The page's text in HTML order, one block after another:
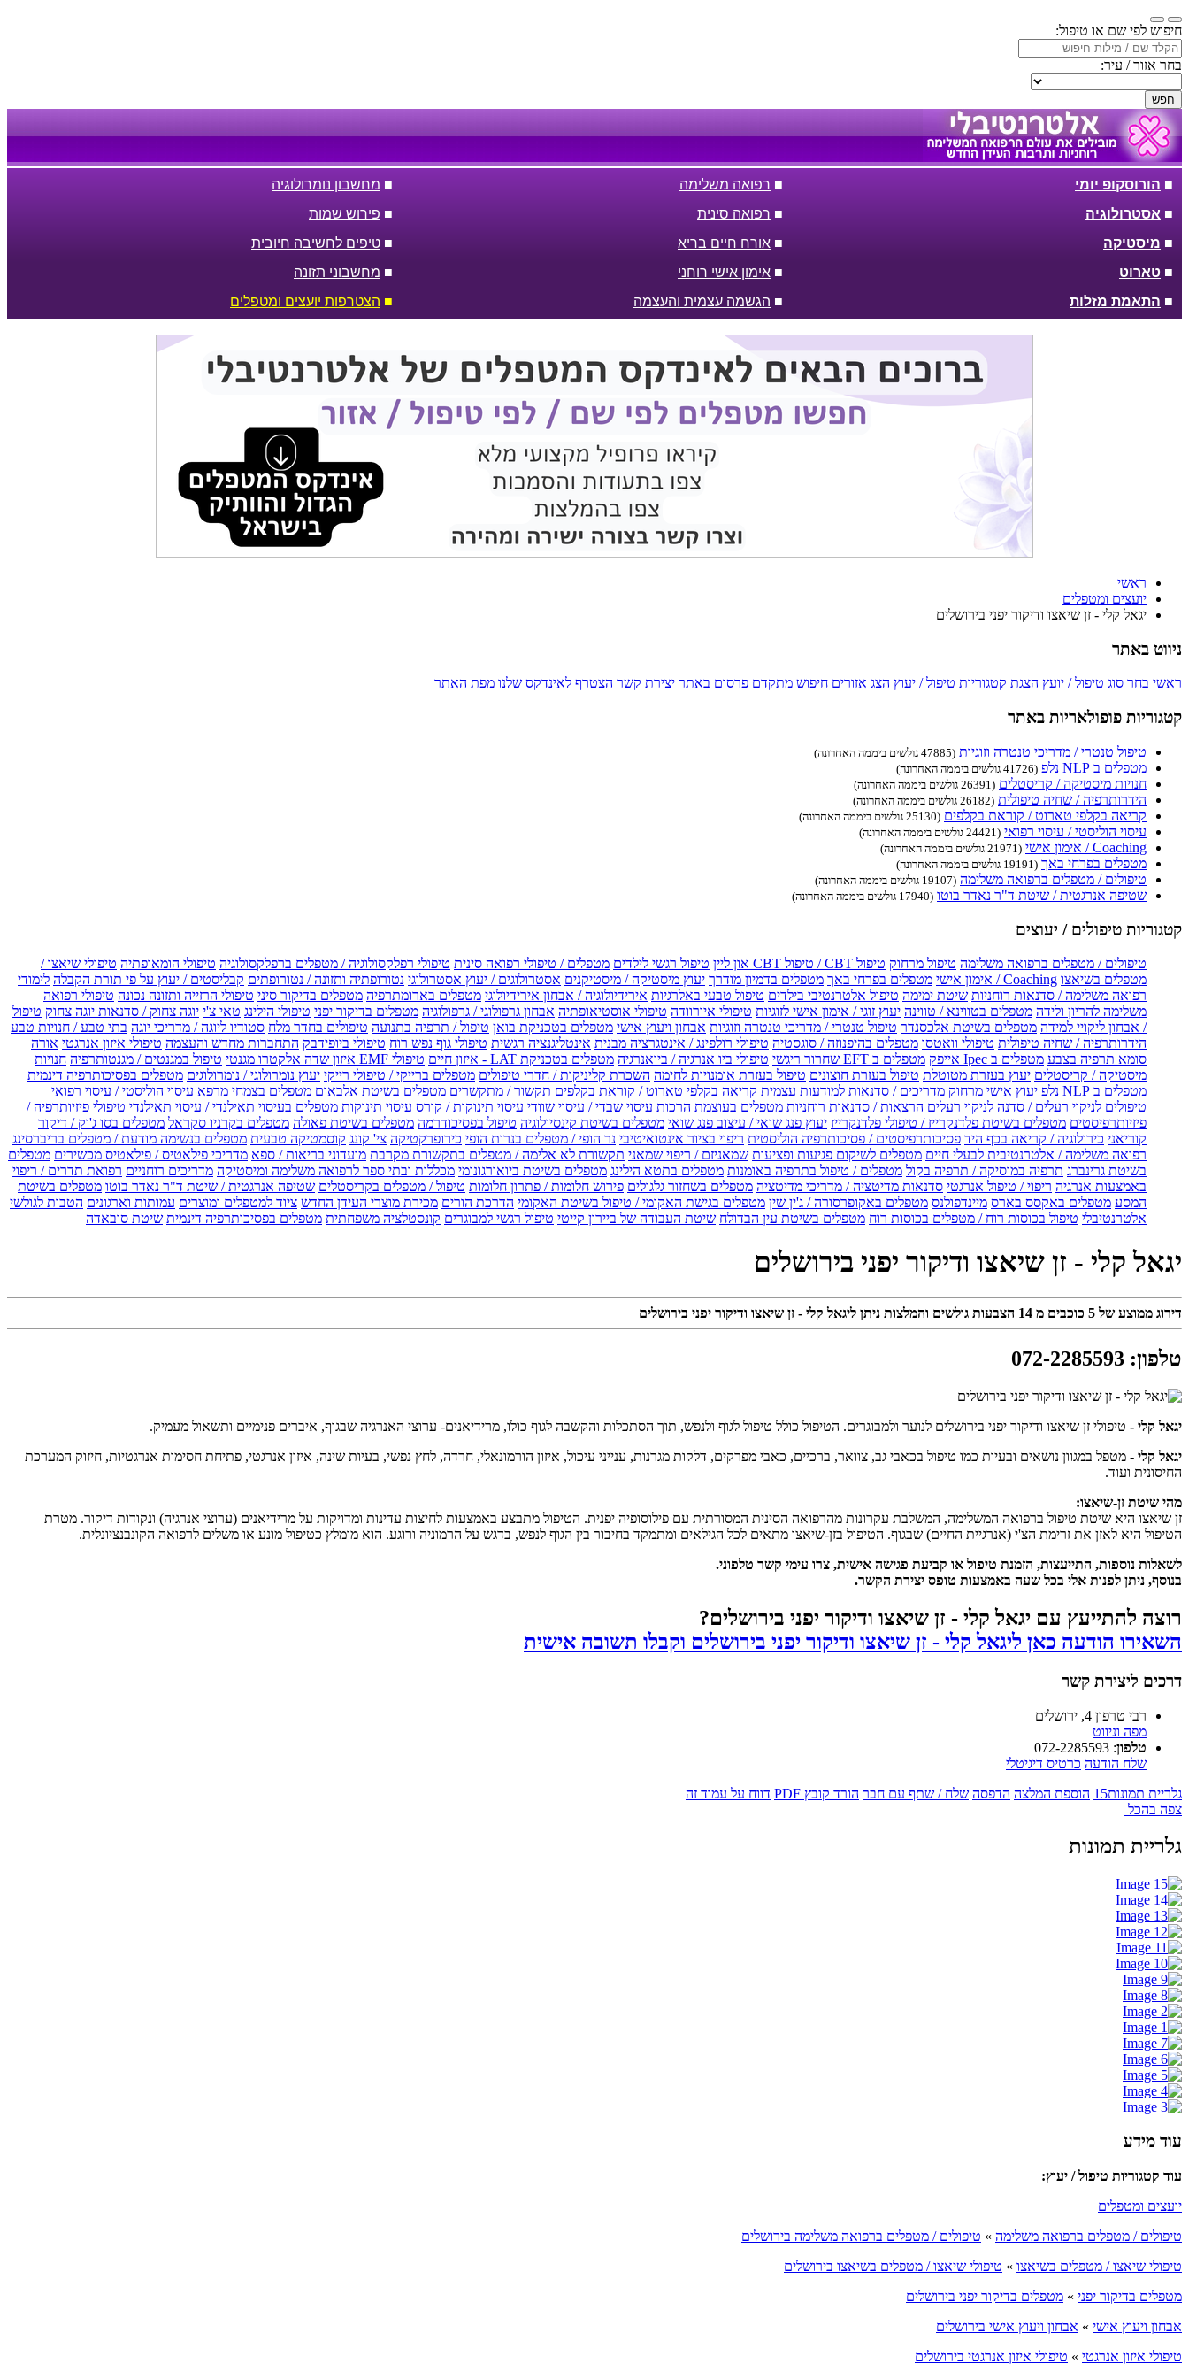
חיפוש לפי שם או טיפול:
בחר אזור / עיר:
חפש
■ הורוסקופ יומי ■ רפואה משלימה ■ מחשבון נומרולוגיה
■ אסטרולוגיה ■ רפואה סינית ■ פירוש שמות
■ מיסטיקה ■ אורח חיים בריא ■ טיפים לחשיבה חיובית
■ טארוט ■ אימון אישי רוחני ■ מחשבוני תזונה
■ התאמת מזלות ■ הגשמה עצמית והעצמה ■ הצטרפות יועצים ומטפלים
ראשי
יועצים ומטפלים
יגאל קלי - זן שיאצו ודיקור יפני בירושלים
ניווט באתר
ראשי בחר סוג טיפול / יועץ הצגת קטגוריות טיפול / יעוץ הצג אזורים חיפוש מתקדם פרסום באתר יצירת קשר הצטרף לאינדקס שלנו מפת האתר
קטגוריות פופולאריות באתר
טיפול טנטרי / מדריכי טנטרה וזוגיות (47885 גולשים ביממה האחרונה)
מטפלים ב NLP נלפ (41726 גולשים ביממה האחרונה)
חנויות מיסטיקה / קריסטלים (26391 גולשים ביממה האחרונה)
הידרותרפיה / שחיה טיפולית (26182 גולשים ביממה האחרונה)
קריאה בקלפי טארוט / קוראת בקלפים (25130 גולשים ביממה האחרונה)
עיסוי הוליסטי / עיסוי רפואי (24421 גולשים ביממה האחרונה)
Coaching / אימון אישי (21971 גולשים ביממה האחרונה)
מטפלים בפרחי באך (19191 גולשים ביממה האחרונה)
טיפולים / מטפלים ברפואה משלימה (19107 גולשים ביממה האחרונה)
שטיפה אנרגטית / שיטת ד"ר נאדר בוטו (17940 גולשים ביממה האחרונה)
קטגוריות טיפולים / יעוצים
טיפולים / מטפלים ברפואה משלימה טיפול מרחוק טיפול CBT / טיפול CBT און ליין טיפול רגשי לילדים מטפלים / טיפולי רפואה סינית טיפולי רפלקסולוגיה / מטפלים ברפלקסולוגיה טיפולי הומאופתיה טיפולי שיאצו /
מטפלים בשיאצו Coaching / אימון אישי מטפלים בפרחי באך מטפלים בדמיון מודרך יעוץ מיסטיקה / מיסטיקנים אסטרולוגים / יעוץ אסטרולוגי נטורופתיה ותזונה / נטורופתים קבליסטים / יעוץ על פי תורת הקבלה לימודי
רפואה משלימה / סדנאות רוחניות שיטת ימימה טיפול אלטרנטיבי בילדים טיפול טבעי באלרגיות אירידיולוגיה / אבחון אירידיולוגי מטפלים בארומתרפיה מטפלים בדיקור סיני טיפולי הרזייה ותזונה נכונה טיפולי רפואה
משלימה להריון ולידה מטפלים בטווינא / טווינה יעוץ זוגי / אימון אישי לזוגיות טיפולי איורוודה טיפולי אוסטיאופתיה אבחון גרפולוגי / גרפולוגיה מטפלים בדיקור יפני טיפולי הילינג טאי צ'י יוגה צחוק / סדנאות יוגה צחוק טיפול
/ אבחון ליקויי למידה מטפלים בשיטת אלכסנדר טיפול טנטרי / מדריכי טנטרה וזוגיות אבחון ויעוץ אישי מטפלים בטכניקת בואן טיפול / תרפיה בתנועה טיפולים בחדר מלח סטודיו ליוגה / מדריכי יוגה בתי טבע / חנויות טבע
הידרותרפיה / שחיה טיפולית טיפולי וואטסו מטפלים בהיפנוזה / סוגסטיה טיפולי רולפינג / אינטגרציה מבנית אינטליגנציה רגשית טיפולי גוף נפש רוח טיפולי ביופידבק התחברות מחדש והעצמה טיפולי איזון אנרגטי אורה
סומא תרפיה בצבע מטפלים ב Ipec אייפק מטפלים ב EFT שחרור ריגשי טיפולי ביו אנרגיה / ביואנרגיה מטפלים בטכניקת LAT - איזון חיים טיפולי EMF איזון שדה אלקטרו מגנטי טיפול במגנטים / מגנטותרפיה חנויות
מיסטיקה / קריסטלים יעוץ בעזרת מטוטלת טיפול בעזרת חוצונים טיפול בעזרת אומנויות לחימה השכרת קליניקות / חדרי טיפולים מטפלים ברייקי / טיפולי רייקי יעוץ נומרולוגי / נומרולוגים מטפלים בפסיכותרפיה דינמית
מטפלים ב NLP נלפ
יעוץ אישי מרחוק מדריכים / סדנאות למודעות עצמית קריאה בקלפי טארוט / קוראת בקלפים תקשור / מתקשרים מטפלים בשיטת אלבאום מטפלים בצמחי מרפא עיסוי הוליסטי / עיסוי רפואי
טיפולים לניקוי רעלים / סדנה לניקוי רעלים הרצאות / סדנאות רוחניות מטפלים בעוצמת הרכות עיסוי שבדי / עיסוי שוודי עיסוי תינוקות / קורס עיסוי תינוקות מטפלים בעיסוי תאילנדי / עיסוי תאילנדי טיפולי פיזיותרפיה /
פיזיותרפיסטים מטפלים בשיטת פלדנקרייז / טיפולי פלדנקרייז יעוץ פנג שואי / עיצוב פנג שואי מטפלים בשיטת קינסיולוגיה טיפול בפסיכודרמה מטפלים בשיטת פאולה מטפלים בקרניו סקראל מטפלים בסו ג'וק / דיקור
קוריאני כירולוגיה / קריאה בכף היד פסיכותרפיסטים / פסיכותרפיה הוליסטית ריפוי בציור אינטואיטיבי נר הופי / מטפלים בנרות הופי כירופרקטיקה צי' קונג קוסמטיקה טבעית מטפלים בנשימה מודעת / מטפלים בריברסינג
רפואה משלימה / אלטרנטיבית לבעלי חיים מטפלים לשיקום פגיעות ופציעות שמאניזם / ריפוי שמאני תקשורת לא אלימה / מטפלים בתקשורת מקרבת מועדוני בריאות / ספא מדריכי פילאטיס / פילאטיס מכשירים מטפלים
בשיטת גרינברג תרפיה במוסיקה / תרפיה בקול מטפלים / טיפול בתרפיה באומנות מטפלים בתטא הילינג מטפלים בשיטת ביואורגונומי מכללות ובתי ספר לרפואה משלימה ומיסטיקה מדריכים רוחניים רפואת תדרים / ריפוי
באמצעות אנרגיה ריפוי / טיפול אנרגטי סדנאות מדיטציה / מדריכי מדיטציה מטפלים בשחזור גלגולים פירוש חלומות / פתרון חלומות טיפול / מטפלים בקריסטלים שטיפה אנרגטית / שיטת ד"ר נאדר בוטו מטפלים בשיטת
המסע מטפלים באקסס בארס מיינדפולנס מטפלים באקופרסורה / ג'ין שין מטפלים בגישת האקומי / טיפול בשיטת האקומי הדרכת הורים מכירת מוצרי העידן החדש ציוד למטפלים ומוצרים עמותות וארגונים הטבות לגולשי
אלטרנטיבלי טיפול בכוסות רוח / מטפלים בכוסות רוח מטפלים בשיטת עין הבדולח שיטת העבודה של ביירון קייטי טיפול רגשי למבוגרים קונסטלציה משפחתית מטפלים בפסיכותרפיה דינמית שיטת סובאדה
יגאל קלי - זן שיאצו ודיקור יפני בירושלים
דירוג ממוצע של 5 כוכבים מ 14 הצבעות גולשים והמלצות ניתן ליגאל קלי - זן שיאצו ודיקור יפני בירושלים
טלפון:
072-2285593
יגאל קלי - טיפולי זן שיאצו ודיקור יפני בירושלים לנוער ולמבוגרים. הטיפול כולל טיפול לגוף ולנפש, תוך הסתכלות והקשבה לגוף כולו, מרידיאנים- ערוצי האנרגיה שבגוף, איברים פנימיים ותשאול מעמיק.
יגאל קלי - מטפל במגוון נושאים ובעיות כמו טיפול בכאבי גב, צוואר, ברכיים, כאבי מפרקים, דלקות מגרנות, ענייני עיכול, איזון הורמונאלי, חרדה, לחץ נפשי, בעיות שינה, איזון אנרגטי, פתיחת חסימות אנרגטיות, חיזוק המערכת
החיסונית ועוד.
מהי שיטת זן-שיאצו:
זן שיאצו היא שיטת טיפול ברפואה המשלימה, המשלבת עקרונות מהרפואה הסינית המסורתית עם פילוסופיה יפנית. הטיפול מתבצע באמצעות לחיצות עדינות ומדויקות על מרידיאנים (ערוצי אנרגיה) ונקודות דיקור. מטרת
הטיפול היא לאזן את זרימת הצ'י (אנרגיית החיים) שבגוף. הטיפול בזן-שיאצו מתאים לכל הגילאים ומתמקד בחיבור בין הגוף לנפש, בדגש על הרמוניה ורוגע. הוא מומלץ כטיפול מונע או משלים לרפואה הקונבנציונלית.
לשאלות נוספות, התייעצות, הזמנת טיפול או קביעת פגישה אישית, צרו עימי קשר טלפוני.
בנוסף, ניתן לפנות אלי בכל שעה באמצעות טופס יצירת הקשר.
רוצה להתייעץ עם יגאל קלי - זן שיאצו ודיקור יפני בירושלים?
השאירו הודעה כאן ליגאל קלי - זן שיאצו ודיקור יפני בירושלים וקבלו תשובה אישית
דרכים ליצירת קשר
רבי טרפון 4, ירושלים
מפה וניווט
טלפון:
072-2285593
שלח הודעה כרטיס דיגיטלי
גלריית תמונות15 הוספת המלצה הדפסה שלח / שתף עם חבר הורד קובץ PDF
דווח על עמוד זה
צפה בהכל
גלריית תמונות
עוד מידע
עוד קטגוריות טיפול / יעוץ:
יועצים ומטפלים
טיפולים / מטפלים ברפואה משלימה » טיפולים / מטפלים ברפואה משלימה בירושלים
טיפולי שיאצו / מטפלים בשיאצו » טיפולי שיאצו / מטפלים בשיאצו בירושלים
מטפלים בדיקור יפני » מטפלים בדיקור יפני בירושלים
אבחון ויעוץ אישי » אבחון ויעוץ אישי בירושלים
טיפולי איזון אנרגטי » טיפולי איזון אנרגטי בירושלים